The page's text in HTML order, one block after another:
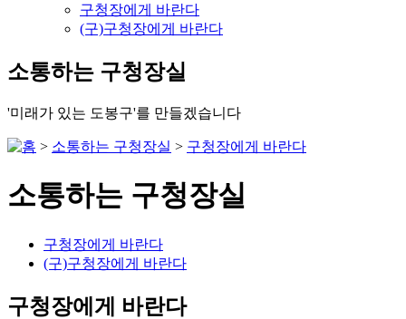
구청장에게 바란다
(구)구청장에게 바란다
소통하는 구청장실
'미래가 있는 도봉구'를 만들겠습니다
> 소통하는 구청장실 > 구청장에게 바란다
소통하는 구청장실
구청장에게 바란다
(구)구청장에게 바란다
구청장에게 바란다